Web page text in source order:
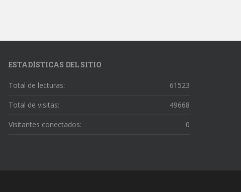
ESTADÍSTICAS DEL SITIO
61523
Total de lecturas:
49668
Total de visitas:
0
Visitantes conectados: